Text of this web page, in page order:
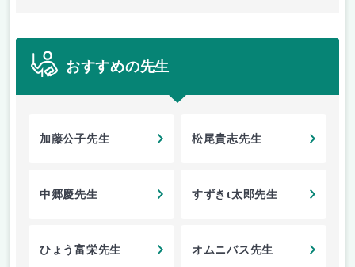
おすすめの先生
加藤公子先生 松尾貴志先生
中郷慶先生 すずきt太郎先生
ひょう富栄先生 オムニバス先生